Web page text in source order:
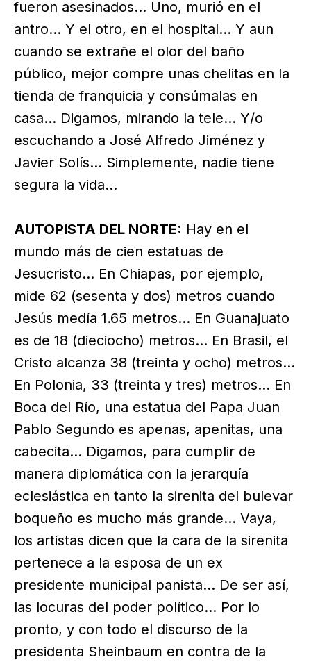
fueron asesinados… Uno, murió en el
antro… Y el otro, en el hospital… Y aun
cuando se extrañe el olor del baño
público, mejor compre unas chelitas en la
tienda de franquicia y consúmalas en
casa… Digamos, mirando la tele… Y/o
escuchando a José Alfredo Jiménez y
Javier Solís… Simplemente, nadie tiene
segura la vida…
AUTOPISTA DEL NORTE: Hay en el
mundo más de cien estatuas de
Jesucristo… En Chiapas, por ejemplo,
mide 62 (sesenta y dos) metros cuando
Jesús medía 1.65 metros… En Guanajuato
es de 18 (dieciocho) metros… En Brasil, el
Cristo alcanza 38 (treinta y ocho) metros…
En Polonia, 33 (treinta y tres) metros… En
Boca del Río, una estatua del Papa Juan
Pablo Segundo es apenas, apenitas, una
cabecita… Digamos, para cumplir de
manera diplomática con la jerarquía
eclesiástica en tanto la sirenita del bulevar
boqueño es mucho más grande… Vaya,
los artistas dicen que la cara de la sirenita
pertenece a la esposa de un ex
presidente municipal panista… De ser así,
las locuras del poder político… Por lo
pronto, y con todo el discurso de la
presidenta Sheinbaum en contra de la